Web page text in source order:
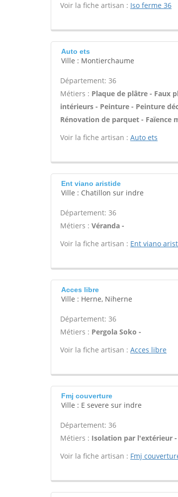
Voir la fiche artisan : Iso ferme 36
Auto ets
Ville : Montierchaume
Département: 36
Métiers : Plaque de plâtre - Faux
intérieurs - Peinture - Peinture
Rénovation de parquet - Faïence
Voir la fiche artisan : Auto ets
Ent viano aristide
Ville : Chatillon sur indre
Département: 36
Métiers : Véranda -
Voir la fiche artisan : Ent viano
Acces libre
Ville : Herne, Niherne
Département: 36
Métiers : Pergola Soko -
Voir la fiche artisan : Acces libre
Fmj couverture
Ville : E severe sur indre
Département: 36
Métiers : Isolation par l'extérieur -
Voir la fiche artisan : Fmj